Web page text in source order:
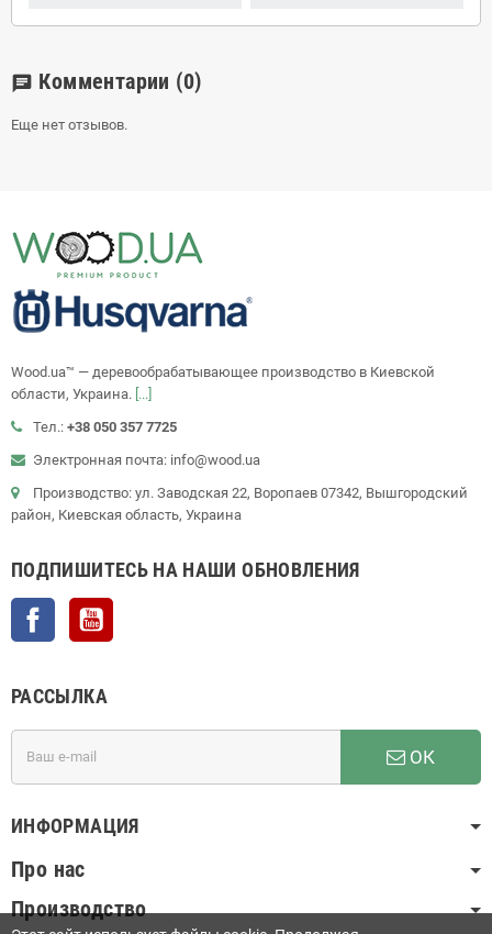
chat Комментарии (0)
Еще нет отзывов.
Wood.ua™ — деревообрабатывающее производство в Киевской
области, Украина. [...]
Тел.: +38 050 357 7725
Электронная почта: info@wood.ua
Производство: ул. Заводская 22, Воропаев 07342, Вышгородский
район, Киевская область, Украина
ПОДПИШИТЕСЬ НА НАШИ ОБНОВЛЕНИЯ
Facebook
РАССЫЛКА
ОК
ИНФОРМАЦИЯ
Про нас
Производство